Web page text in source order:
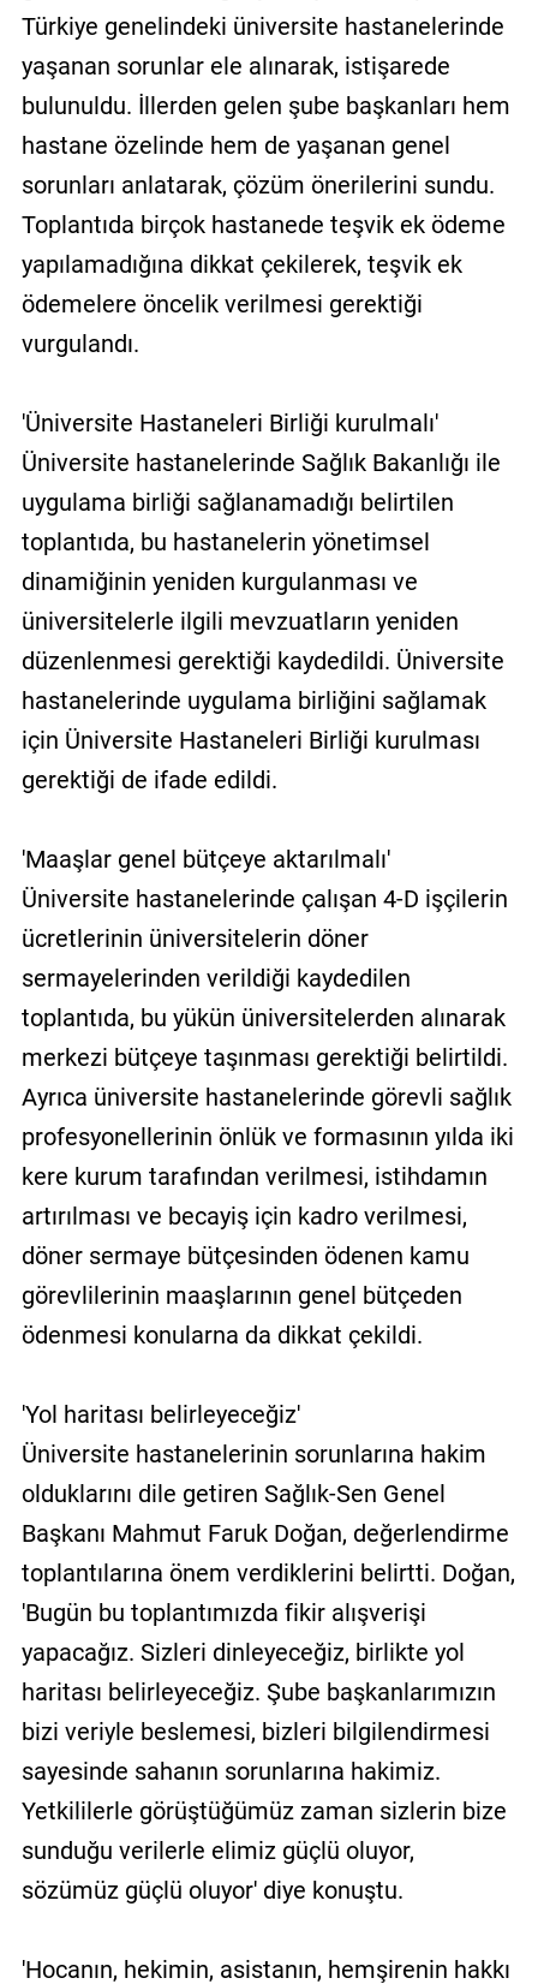
Türkiye genelindeki üniversite hastanelerinde
yaşanan sorunlar ele alınarak, istişarede
bulunuldu. İllerden gelen şube başkanları hem
hastane özelinde hem de yaşanan genel
sorunları anlatarak, çözüm önerilerini sundu.
Toplantıda birçok hastanede teşvik ek ödeme
yapılamadığına dikkat çekilerek, teşvik ek
ödemelere öncelik verilmesi gerektiği
vurgulandı.
'Üniversite Hastaneleri Birliği kurulmalı'
Üniversite hastanelerinde Sağlık Bakanlığı ile
uygulama birliği sağlanamadığı belirtilen
toplantıda, bu hastanelerin yönetimsel
dinamiğinin yeniden kurgulanması ve
üniversitelerle ilgili mevzuatların yeniden
düzenlenmesi gerektiği kaydedildi. Üniversite
hastanelerinde uygulama birliğini sağlamak
için Üniversite Hastaneleri Birliği kurulması
gerektiği de ifade edildi.
'Maaşlar genel bütçeye aktarılmalı'
Üniversite hastanelerinde çalışan 4-D işçilerin
ücretlerinin üniversitelerin döner
sermayelerinden verildiği kaydedilen
toplantıda, bu yükün üniversitelerden alınarak
merkezi bütçeye taşınması gerektiği belirtildi.
Ayrıca üniversite hastanelerinde görevli sağlık
profesyonellerinin önlük ve formasının yılda iki
kere kurum tarafından verilmesi, istihdamın
artırılması ve becayiş için kadro verilmesi,
döner sermaye bütçesinden ödenen kamu
görevlilerinin maaşlarının genel bütçeden
ödenmesi konularna da dikkat çekildi.
'Yol haritası belirleyeceğiz'
Üniversite hastanelerinin sorunlarına hakim
olduklarını dile getiren Sağlık-Sen Genel
Başkanı Mahmut Faruk Doğan, değerlendirme
toplantılarına önem verdiklerini belirtti. Doğan,
'Bugün bu toplantımızda fikir alışverişi
yapacağız. Sizleri dinleyeceğiz, birlikte yol
haritası belirleyeceğiz. Şube başkanlarımızın
bizi veriyle beslemesi, bizleri bilgilendirmesi
sayesinde sahanın sorunlarına hakimiz.
Yetkililerle görüştüğümüz zaman sizlerin bize
sunduğu verilerle elimiz güçlü oluyor,
sözümüz güçlü oluyor' diye konuştu.
'Hocanın, hekimin, asistanın, hemşirenin hakkı